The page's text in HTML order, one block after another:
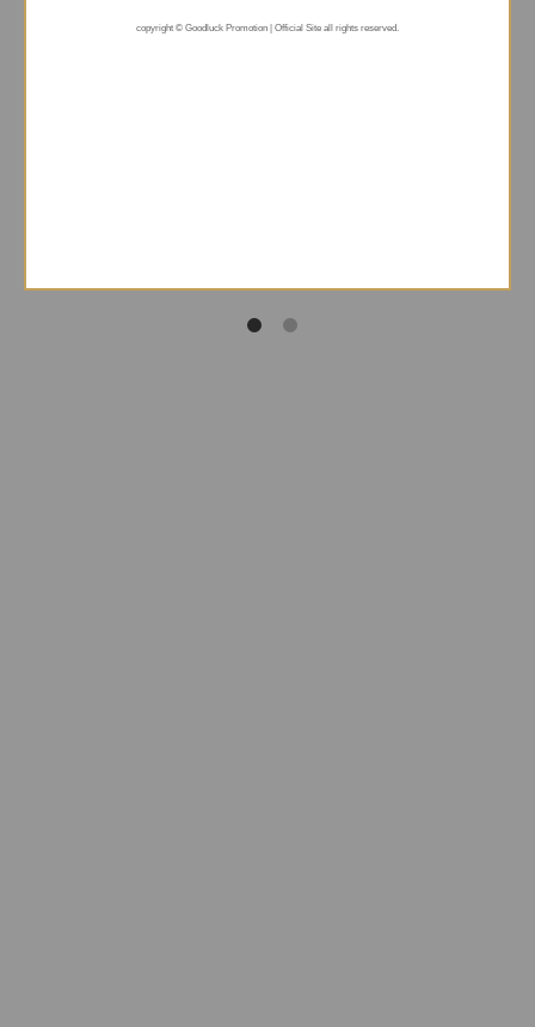
copyright © Goodluck Promotion | Official Site all rights reserved.